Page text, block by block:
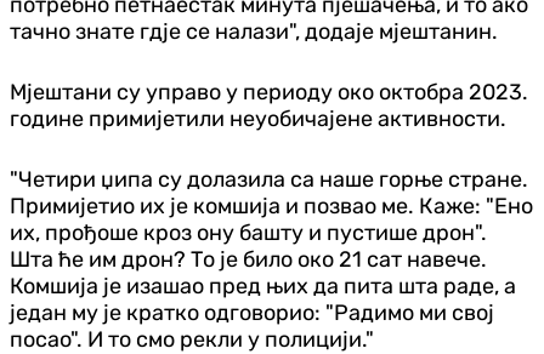
тачно знате гдје се налази", додаје мјештанин.
Мјештани су управо у периоду око октобра 2023.
године примијетили неуобичајене активности.
"Четири џипа су долазила са наше горње стране.
Примијетио их је комшија и позвао ме. Каже: "Ено
их, прођоше кроз ону башту и пустише дрон".
Шта ће им дрон? То је било око 21 сат навече.
Комшија је изашао пред њих да пита шта раде, а
један му је кратко одговорио: "Радимо ми свој
посао". И то смо рекли у полицији."